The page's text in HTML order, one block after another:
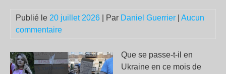
Publié le 20 juillet 2026 | Par Daniel Guerrier
Aucun
commentaire
Que se passe-t-il en
Ukraine en ce mois de